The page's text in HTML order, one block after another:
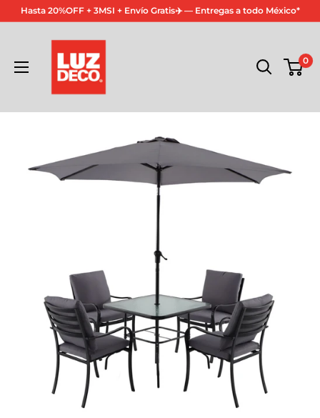
contenido
Hasta 20%OFF + 3MSI + Envío Gratis✈️ — Entregas a todo México*
LuzDeco
0